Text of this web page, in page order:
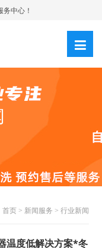
中心！
首页> 新闻服务 > 行业新闻
温度低解决方案*冬